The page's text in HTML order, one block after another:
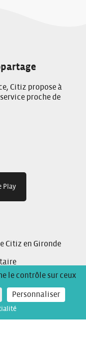
Citiz propose à
proche de
Play
Citiz en Gironde
le contrôle sur ceux
Personnaliser